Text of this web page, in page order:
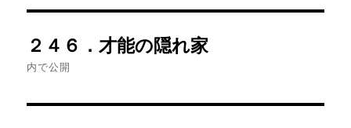
稿
２４６．才能の隠れ家
内で公開